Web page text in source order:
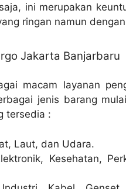
ini merupakan
ringan namun
Jakarta Banjarbaru
macam layanan
jenis barang
tersedia :
Laut, dan Udara.
Kesehatan,